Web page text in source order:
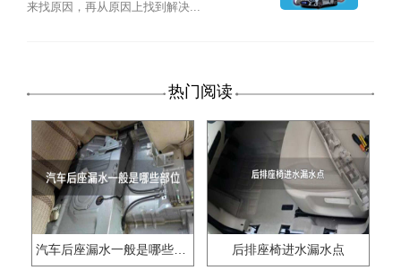
来找原因，再从原因上找到解决...
热门阅读
后排座椅进水漏水点